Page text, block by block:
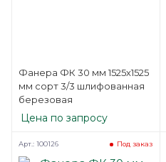
Фанера ФК 30 мм 1525х1525
мм сорт 3/3 шлифованная
березовая
Цена по запросу
Под заказ
Арт.: 100126